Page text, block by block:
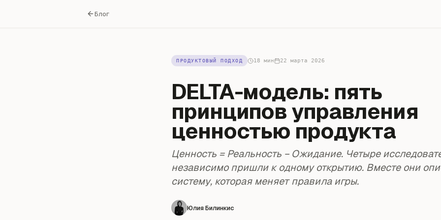
Блог
ПРОДУКТОВЫЙ ПОДХОД 18 мин 22 марта 2026
DELTA-модель: пять
принципов управления
ценностью продукта
Ценность = Реальность − Ожидание. Четыре
независимо пришли к одному открытию. Вместе они
систему, которая меняет правила игры.
Юлия Билинкис